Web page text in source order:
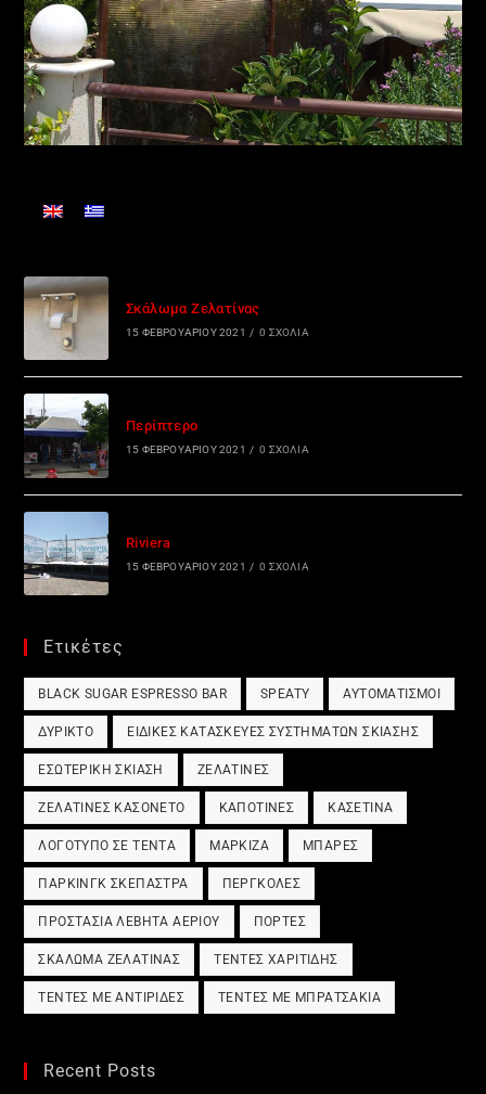
Σκάλωμα Ζελατίνας
15 ΦΕΒΡΟΥΑΡΊΟΥ 2021 / 0 ΣΧΌΛΙΑ
Περίπτερο
15 ΦΕΒΡΟΥΑΡΊΟΥ 2021 / 0 ΣΧΌΛΙΑ
Riviera
15 ΦΕΒΡΟΥΑΡΊΟΥ 2021 / 0 ΣΧΌΛΙΑ
Ετικέτες
BLACK SUGAR ESPRESSO BAR SPEATY ΑΥΤΟΜΑΤΙΣΜΟΊ
ΔΎΡΙΚΤΟ ΕΙΔΙΚΈΣ ΚΑΤΑΣΚΕΥΈΣ ΣΥΣΤΗΜΆΤΩΝ ΣΚΊΑΣΗΣ
ΕΣΩΤΕΡΙΚΉ ΣΚΊΑΣΗ ΖΕΛΑΤΊΝΕΣ
ΖΕΛΑΤΊΝΕΣ ΚΑΣΟΝΈΤΟ ΚΑΠΟΤΊΝΕΣ ΚΑΣΕΤΊΝΑ
ΛΟΓΌΤΥΠΟ ΣΕ ΤΈΝΤΑ ΜΑΡΚΊΖΑ ΜΠΆΡΕΣ
ΠΆΡΚΙΝΓΚ ΣΚΈΠΑΣΤΡΑ ΠΈΡΓΚΟΛΕΣ
ΠΡΟΣΤΑΣΊΑ ΛΈΒΗΤΑ ΑΕΡΊΟΥ ΠΌΡΤΕΣ
ΣΚΆΛΩΜΑ ΖΕΛΑΤΊΝΑΣ ΤΈΝΤΕΣ ΧΑΡΙΤΊΔΗΣ
ΤΈΝΤΕΣ ΜΕ ΑΝΤΙΡΊΔΕΣ ΤΈΝΤΕΣ ΜΕ ΜΠΡΑΤΣΆΚΙΑ
Recent Posts